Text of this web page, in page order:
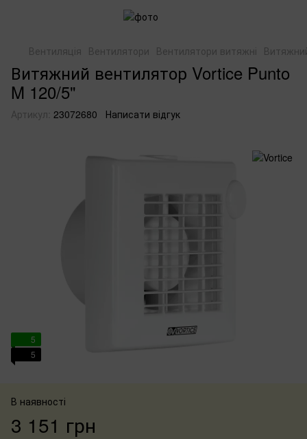
Вентиляція Вентилятори Вентилятори витяжні
Витяжний вентилятор Vortice Punto
M 120/5"
Артикул: 23072680 Написати відгук
5
5
В наявності
3 151 грн